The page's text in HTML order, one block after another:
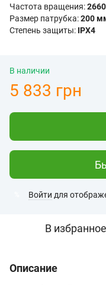
Частота вращения:
Размер патрубка:200
Степень защиты: IPX4
В наличии
5 833 грн
Войти для
В избранное
Описание